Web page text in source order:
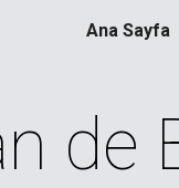
Skip to main
Ana Sayfa
de